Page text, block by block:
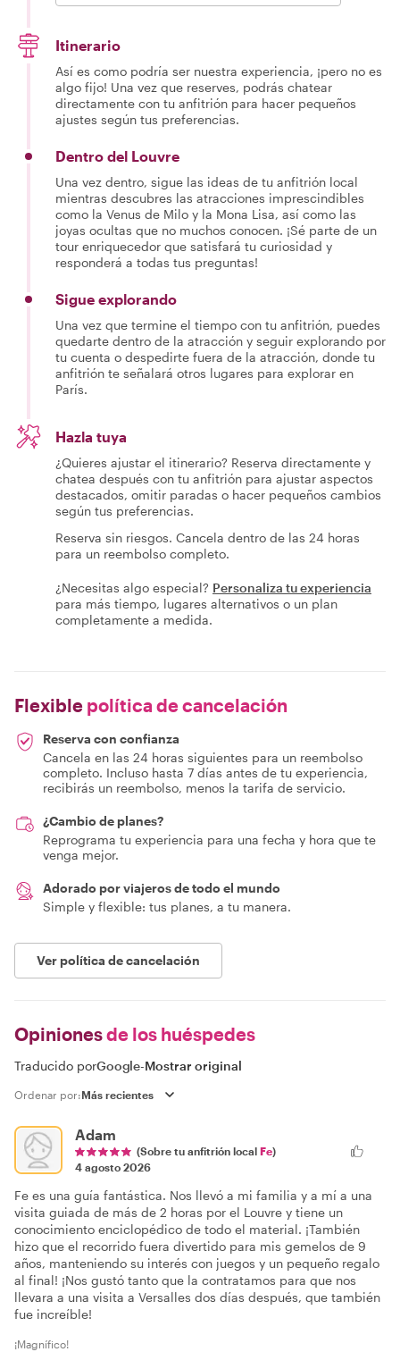
Itinerario
Así es como podría ser nuestra experiencia, ¡pero no es
algo fijo! Una vez que reserves, podrás chatear
directamente con tu anfitrión para hacer pequeños
ajustes según tus preferencias.
Dentro del Louvre
Una vez dentro, sigue las ideas de tu anfitrión local
mientras descubres las atracciones imprescindibles
como la Venus de Milo y la Mona Lisa, así como las
joyas ocultas que no muchos conocen. ¡Sé parte de un
tour enriquecedor que satisfará tu curiosidad y
responderá a todas tus preguntas!
Sigue explorando
Una vez que termine el tiempo con tu anfitrión, puedes
quedarte dentro de la atracción y seguir explorando por
tu cuenta o despedirte fuera de la atracción, donde tu
anfitrión te señalará otros lugares para explorar en
París.
Hazla tuya
¿Quieres ajustar el itinerario? Reserva directamente y
chatea después con tu anfitrión para ajustar aspectos
destacados, omitir paradas o hacer pequeños cambios
según tus preferencias.
Reserva sin riesgos. Cancela dentro de las 24 horas
para un reembolso completo.
¿Necesitas algo especial? Personaliza tu experiencia
para más tiempo, lugares alternativos o un plan
completamente a medida.
Flexible política de cancelación
Reserva con confianza
Cancela en las 24 horas siguientes para un reembolso
completo. Incluso hasta 7 días antes de tu experiencia,
recibirás un reembolso, menos la tarifa de servicio.
¿Cambio de planes?
Reprograma tu experiencia para una fecha y hora que te
venga mejor.
Adorado por viajeros de todo el mundo
Simple y flexible: tus planes, a tu manera.
Ver política de cancelación
Opinionesde los huéspedes
Traducido porGoogle-Mostrar original
Ordenar por:
Adam
(Sobre tu anfitrión local Fe)
4 agosto 2026
Fe es una guía fantástica. Nos llevó a mi familia y a mí a una
visita guiada de más de 2 horas por el Louvre y tiene un
conocimiento enciclopédico de todo el material. ¡También
hizo que el recorrido fuera divertido para mis gemelos de 9
años, manteniendo su interés con juegos y un pequeño regalo
al final! ¡Nos gustó tanto que la contratamos para que nos
llevara a una visita a Versalles dos días después, que también
fue increíble!
¡Magnífico!